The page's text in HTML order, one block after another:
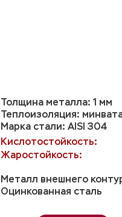
Толщина металла: 1 мм
Теплоизоляция:
Марка стали: AISI 304
Кислотостойкость:
Жаростойкость:
Металл внешнего
Оцинкованная сталь